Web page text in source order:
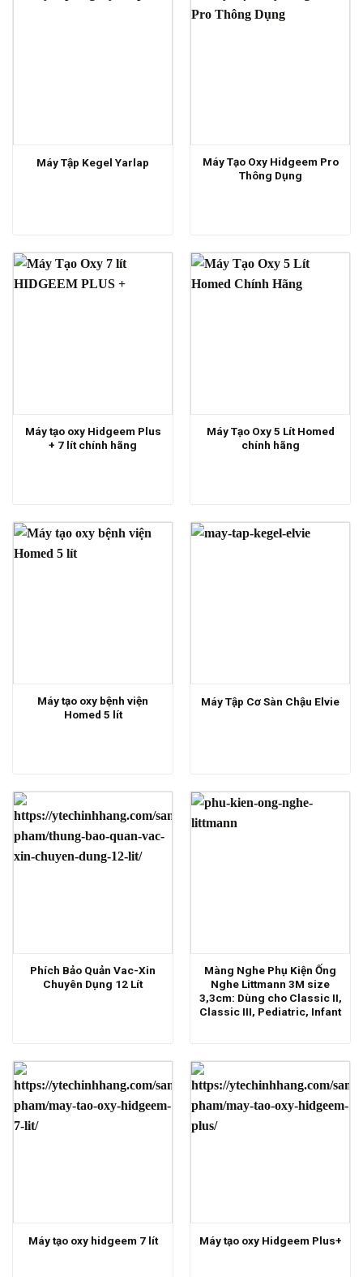
Máy Tập Kegel Yarlap
Máy Tạo Oxy Hidgeem Pro
Thông Dụng
Máy tạo oxy Hidgeem Plus
+ 7 lít chính hãng
Máy Tạo Oxy 5 Lít Homed
chính hãng
Máy tạo oxy bệnh viện
Homed 5 lít
Máy Tập Cơ Sàn Chậu Elvie
Phích Bảo Quản Vac-Xin
Chuyên Dụng 12 Lít
Màng Nghe Phụ Kiện Ống
Nghe Littmann 3M size
3,3cm: Dùng cho Classic II,
Classic III, Pediatric, Infant
Máy tạo oxy hidgeem 7 lít Máy tạo oxy Hidgeem Plus+